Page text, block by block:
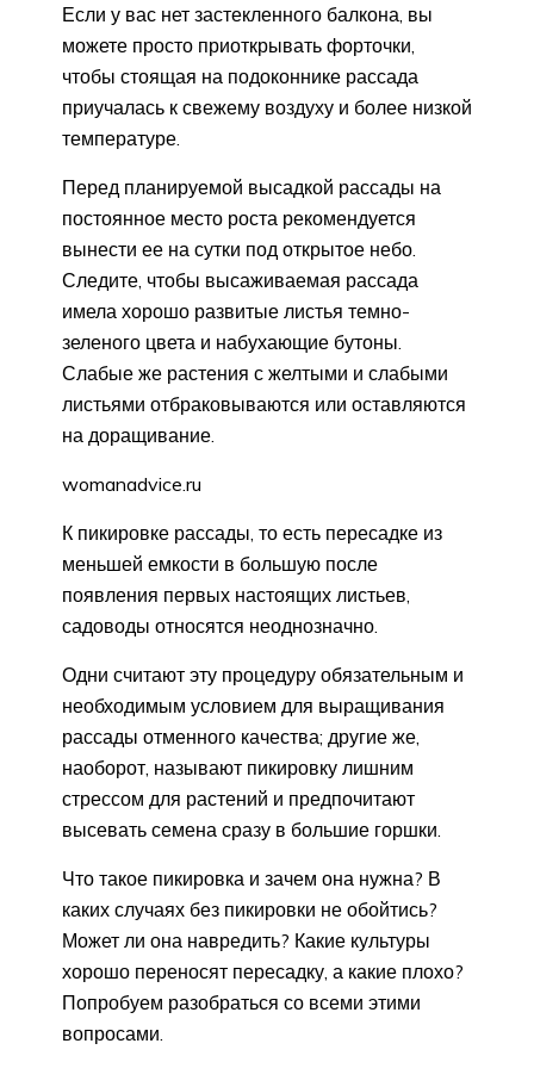
Если у вас нет застекленного балкона, вы
можете просто приоткрывать форточки,
чтобы стоящая на подоконнике рассада
приучалась к свежему воздуху и более низкой
температуре.
Перед планируемой высадкой рассады на
постоянное место роста рекомендуется
вынести ее на сутки под открытое небо.
Следите, чтобы высаживаемая рассада
имела хорошо развитые листья темно-
зеленого цвета и набухающие бутоны.
Слабые же растения с желтыми и слабыми
листьями отбраковываются или оставляются
на доращивание.
womanadvice.ru
К пикировке рассады, то есть пересадке из
меньшей емкости в большую после
появления первых настоящих листьев,
садоводы относятся неоднозначно.
Одни считают эту процедуру обязательным и
необходимым условием для выращивания
рассады отменного качества; другие же,
наоборот, называют пикировку лишним
стрессом для растений и предпочитают
высевать семена сразу в большие горшки.
Что такое пикировка и зачем она нужна? В
каких случаях без пикировки не обойтись?
Может ли она навредить? Какие культуры
хорошо переносят пересадку, а какие плохо?
Попробуем разобраться со всеми этими
вопросами.